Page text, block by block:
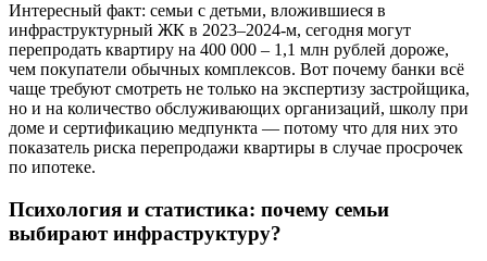
Интересный факт: семьи с детьми, вложившиеся в
инфраструктурный ЖК в 2023–2024-м, сегодня могут
перепродать квартиру на 400 000 – 1,1 млн рублей дороже,
чем покупатели обычных комплексов. Вот почему банки всё
чаще требуют смотреть не только на экспертизу застройщика,
но и на количество обслуживающих организаций, школу при
доме и сертификацию медпункта — потому что для них это
показатель риска перепродажи квартиры в случае просрочек
по ипотеке.
Психология и статистика: почему семьи
выбирают инфраструктуру?